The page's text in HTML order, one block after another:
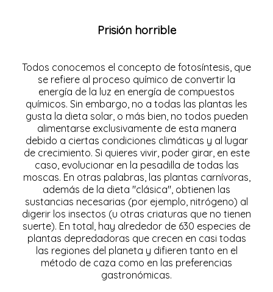
Prisión horrible
Todos conocemos el concepto de fotosíntesis, que
se refiere al proceso químico de convertir la
energía de la luz en energía de compuestos
químicos. Sin embargo, no a todas las plantas les
gusta la dieta solar, o más bien, no todos pueden
alimentarse exclusivamente de esta manera
debido a ciertas condiciones climáticas y al lugar
de crecimiento. Si quieres vivir, poder girar, en este
caso, evolucionar en la pesadilla de todas las
moscas. En otras palabras, las plantas carnívoras,
además de la dieta "clásica", obtienen las
sustancias necesarias (por ejemplo, nitrógeno) al
digerir los insectos (u otras criaturas que no tienen
suerte). En total, hay alrededor de 630 especies de
plantas depredadoras que crecen en casi todas
las regiones del planeta y difieren tanto en el
método de caza como en las preferencias
gastronómicas.